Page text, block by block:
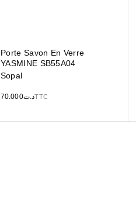
Porte Savon En Verre
YASMINE SB55A04
Sopal
د.ت70.000 TTC